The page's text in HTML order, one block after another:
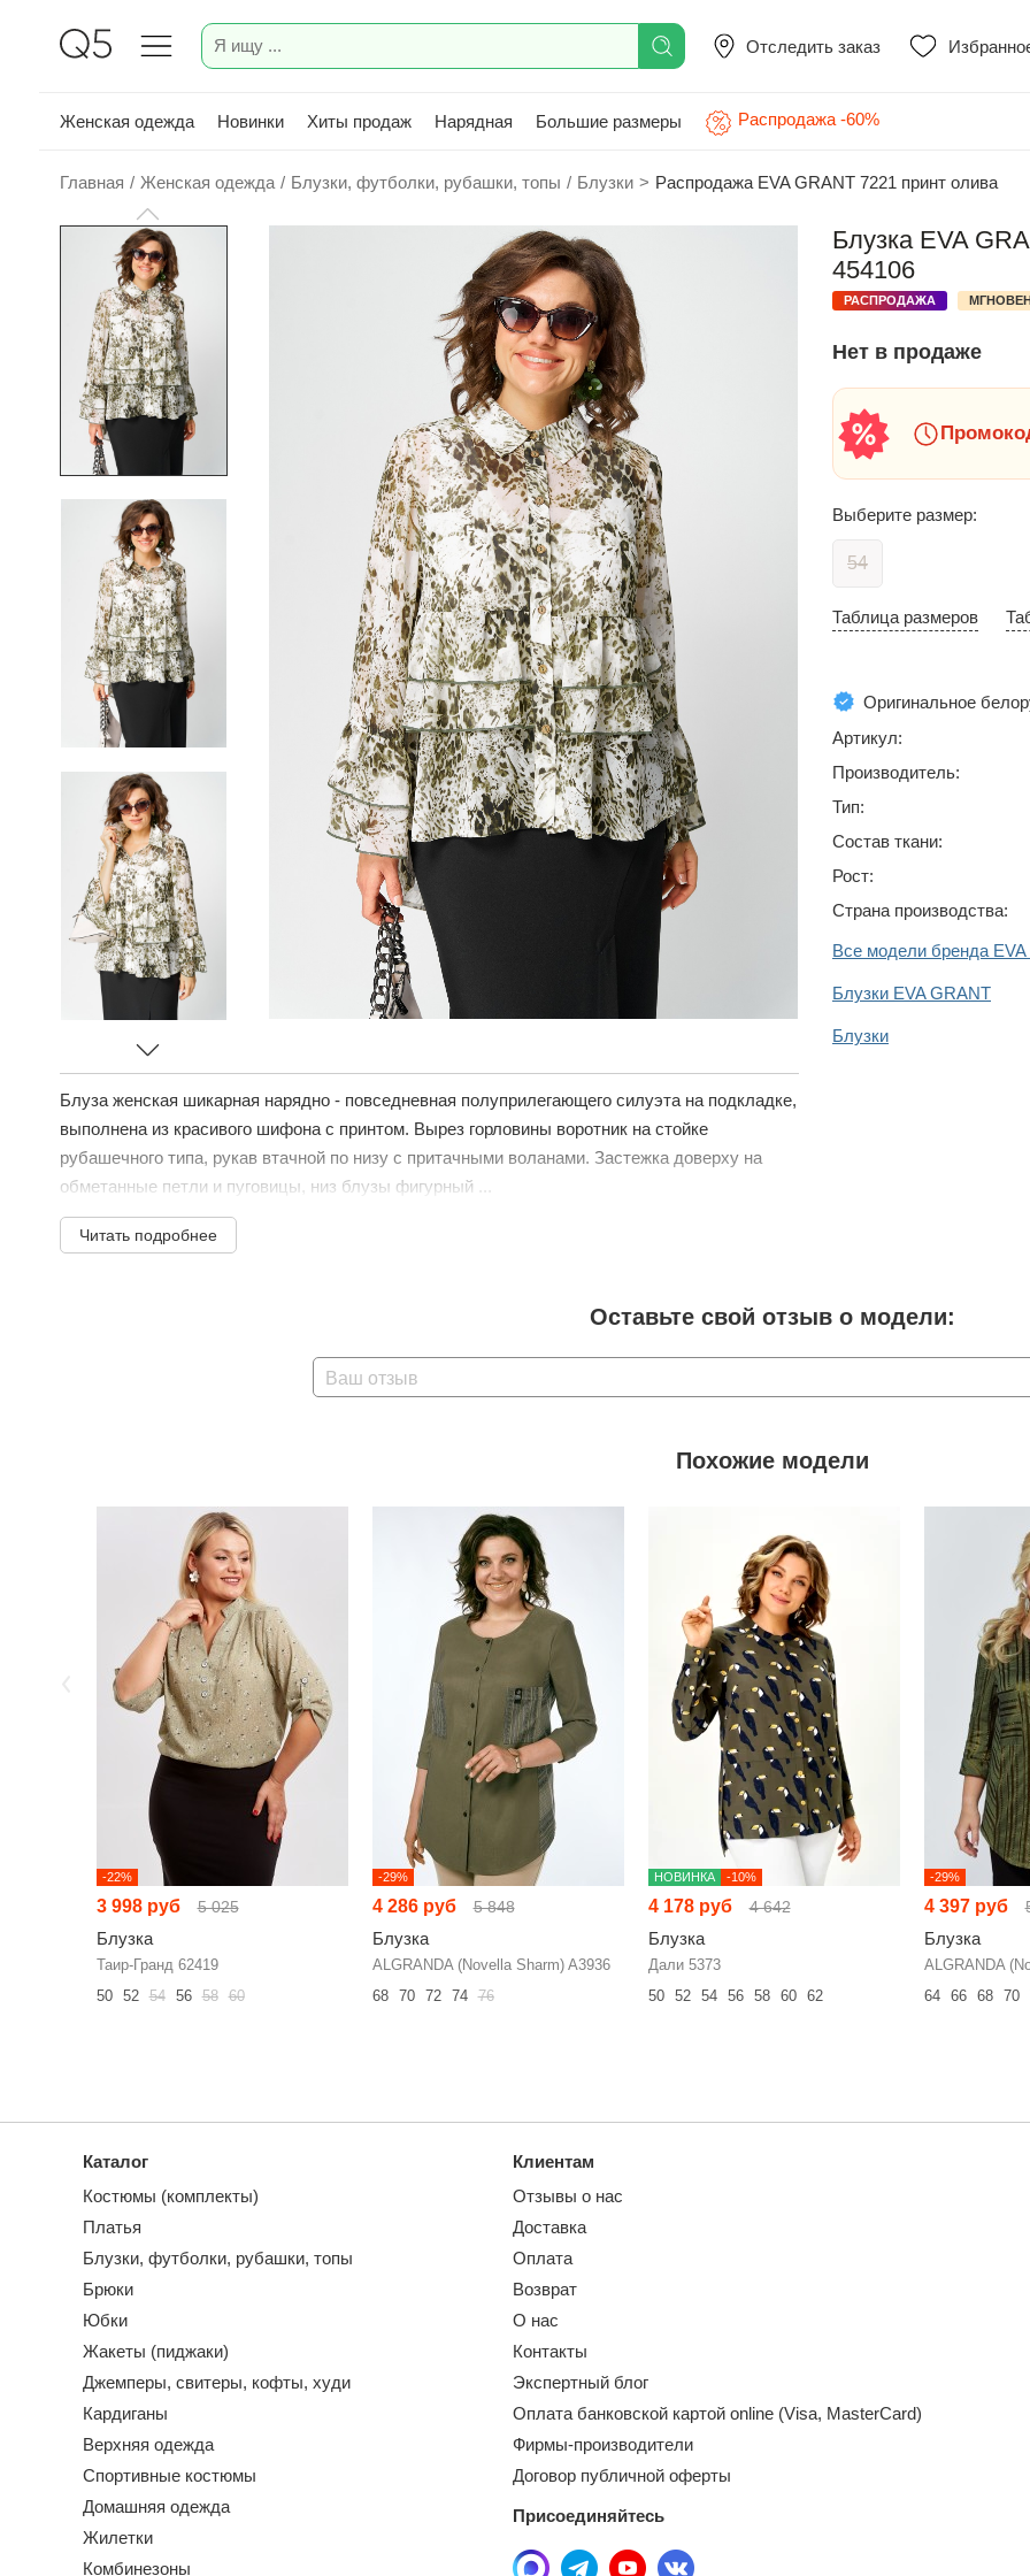
Отследить заказ
Женская одежда Новинки Хиты продаж Нарядная Большие размеры Распродажа -60%
Главная / Женская одежда / Блузки, футболки, рубашки, топы / Блузки > Распродажа EVA GRANT 7221 принт олива
Блуза женская шикарная нарядно - повседневная полуприлегающего силуэта на подкладке,
выполнена из красивого шифона с принтом. Вырез горловины воротник на стойке
рубашечного типа, рукав втачной по низу с притачными воланами. Застежка доверху на
обметанные петли и пуговицы, низ блузы фигурный ...
Читать подробнее
Блузка EVA
454106
РАСПРОДАЖА
Нет в продаже
Выберите размер:
54
Таблица размеров
Оригинальное
Артикул:
Производитель:
Тип:
Состав ткани:
Рост:
Страна производства:
Все модели бренда
Блузки EVA GRANT
Блузки
Оставьте свой отзыв о модели:
Ваш отзыв
Похожие модели
-22%
3 998 руб 5 025
Блузка
Таир-Гранд 62419
50
52 54 56 58 60
-29%
4 286 руб 5 848
Блузка
ALGRANDA (Novella Sharm) A3936
68
70 72 74 76
НОВИНКА -10%
4 178 руб 4 642
Блузка
Дали 5373
50
52 54 56 58 60 62
-29%
4 397 руб
Блузка
ALGRANDA
64
66 68 70
Каталог
Костюмы (комплекты)
Платья
Блузки, футболки, рубашки, топы
Брюки
Юбки
Жакеты (пиджаки)
Джемперы, свитеры, кофты, худи
Кардиганы
Верхняя одежда
Спортивные костюмы
Домашняя одежда
Жилетки
Комбинезоны
Клиентам
Отзывы о нас
Доставка
Оплата
Возврат
О нас
Контакты
Экспертный блог
Оплата банковской картой online (Visa, MasterCard)
Фирмы-производители
Договор публичной оферты
Присоединяйтесь